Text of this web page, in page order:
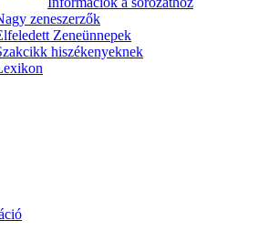
zeneszerzők
Zeneünnepek
hiszékenyeknek